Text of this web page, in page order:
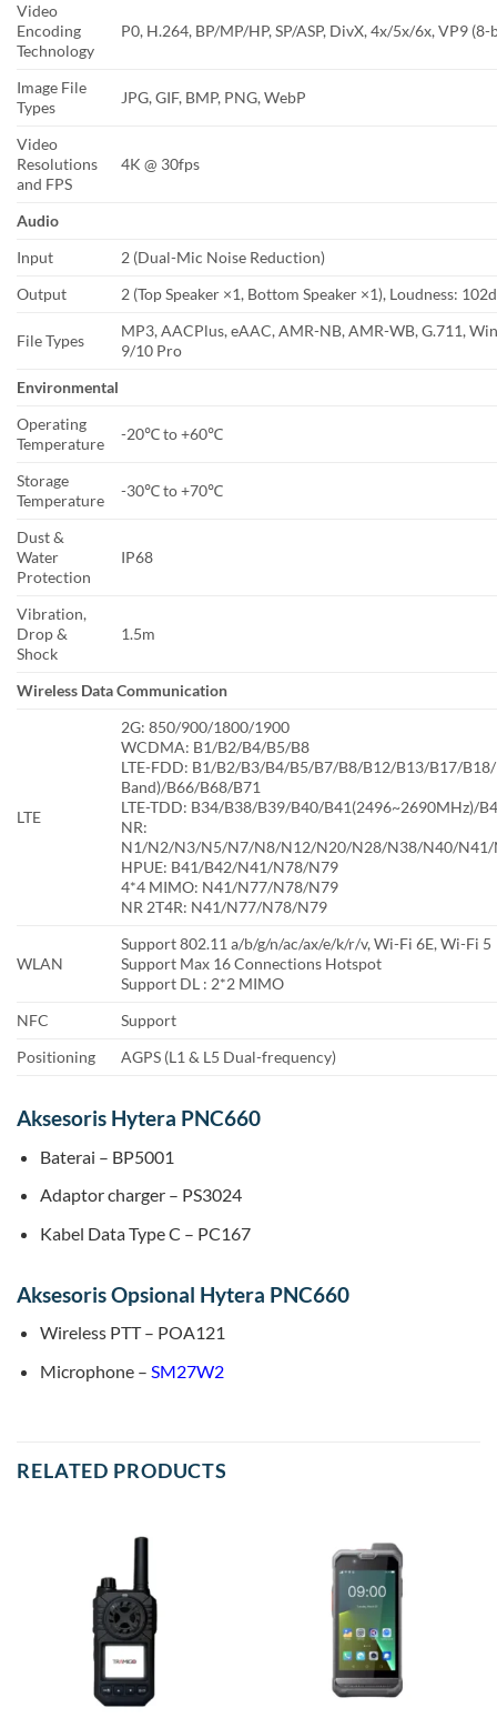
Video
Encoding
Technology
P0, H.264, BP/MP/HP, SP/ASP, DivX, 4x/5x/6x, VP9
Image File
Types
JPG, GIF, BMP, PNG, WebP
Video
Resolutions
and FPS
4K @ 30fps
Audio
Input
2 (Dual-Mic Noise Reduction)
Output
2 (Top Speaker ×1, Bottom Speaker ×1), Loudness:
File Types
MP3, AACPlus, eAAC, AMR-NB, AMR-WB, G.711,
9/10 Pro
Environmental
Operating
Temperature
-20℃ to +60℃
Storage
Temperature
-30℃ to +70℃
Dust &
Water
Protection
IP68
Vibration,
Drop &
Shock
1.5m
Wireless Data Communication
LTE
2G: 850/900/1800/1900
WCDMA: B1/B2/B4/B5/B8
LTE-FDD: B1/B2/B3/B4/B5/B7/B8/B12/B13/B17/
Band)/B66/B68/B71
LTE-TDD: B34/B38/B39/B40/B41(2496~2690MHz)/
NR:
N1/N2/N3/N5/N7/N8/N12/N20/N28/N38/N40/
HPUE: B41/B42/N41/N78/N79
4*4 MIMO: N41/N77/N78/N79
NR 2T4R: N41/N77/N78/N79
WLAN
Support 802.11 a/b/g/n/ac/ax/e/k/r/v, Wi-Fi 6E, Wi-Fi 5
Support Max 16 Connections Hotspot
Support DL : 2*2 MIMO
NFC
Support
Positioning
AGPS (L1 & L5 Dual-frequency)
Aksesoris Hytera PNC660
Baterai – BP5001
Adaptor charger – PS3024
Kabel Data Type C – PC167
Aksesoris Opsional Hytera PNC660
Wireless PTT – POA121
Microphone – SM27W2
RELATED PRODUCTS